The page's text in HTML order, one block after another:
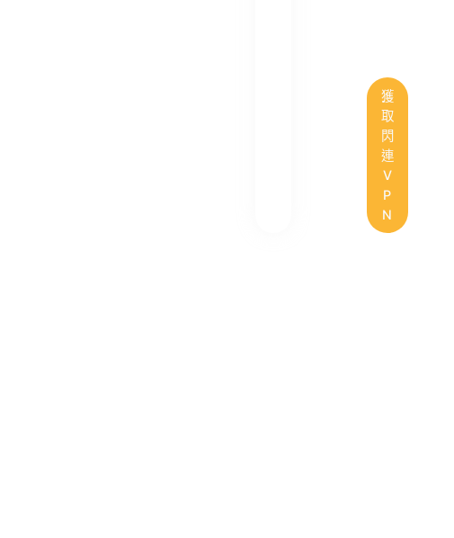
獲
取
閃
連
V
P
N